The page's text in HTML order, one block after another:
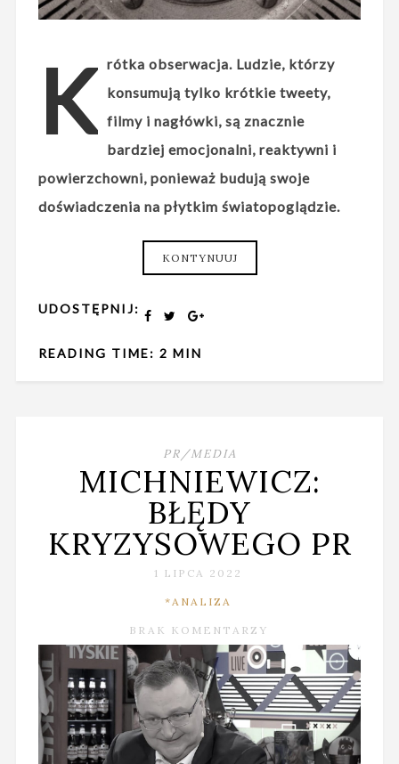
K rótka obserwacja. Ludzie, którzy
konsumują tylko krótkie tweety,
filmy i nagłówki, są znacznie
bardziej emocjonalni, reaktywni i
powierzchowni, ponieważ budują swoje
doświadczenia na płytkim światopoglądzie.
KONTYNUUJ
UDOSTĘPNIJ:
READING TIME: 2 MIN
PR/MEDIA
MICHNIEWICZ:
BŁĘDY
KRYZYSOWEGO PR
1 LIPCA 2022
*ANALIZA
BRAK KOMENTARZY